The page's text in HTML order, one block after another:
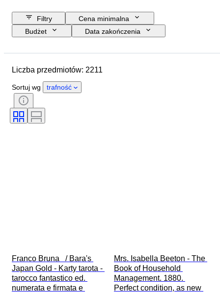
Filtry
Cena minimalna
Budżet
Data zakończenia
Stan
Dodatki
Tematyka
Podpis
Język
Era
Liczba przedmiotów: 2211
Sortuj wg trafność
Franco Bruna   / Bara's
Japan Gold - Karty tarota -
tarocco fantastico ed.
numerata e firmata e
Mrs. Isabella Beeton - The
Book of Household
Management. 1880.
Perfect condition, as new